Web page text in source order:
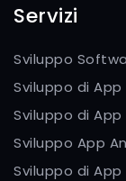
Servizi
Sviluppo
Sviluppo di App
Sviluppo di
Sviluppo App
Sviluppo di